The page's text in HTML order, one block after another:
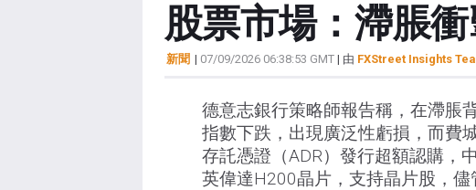
股票市場：滯脹
新聞 | 07/09/2026 06:38:53 GMT| 由 FXStreet Insights
德意志銀行策略師報告稱，在滯脹
指數下跌，出現廣泛性虧損，而費
存託憑證（ADR）發行超額認購，
英偉達H200晶片，支持晶片股，儘